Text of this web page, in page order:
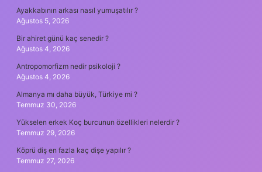
Ayakkabının arkası nasıl yumuşatılır ?
Ağustos 5, 2026
Bir ahiret günü kaç senedir ?
Ağustos 4, 2026
Antropomorfizm nedir psikoloji ?
Ağustos 4, 2026
Almanya mı daha büyük, Türkiye mi ?
Temmuz 30, 2026
Yükselen erkek Koç burcunun özellikleri nelerdir ?
Temmuz 29, 2026
Köprü diş en fazla kaç dişe yapılır ?
Temmuz 27, 2026